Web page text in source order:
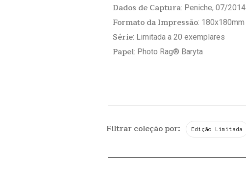
Dados de Captura: Peniche, 07/2014
Formato da Impressão: 180x180mm
Série: Limitada a 20 exemplares
Papel: Photo Rag® Baryta
Filtrar coleção por: Edição Limitada